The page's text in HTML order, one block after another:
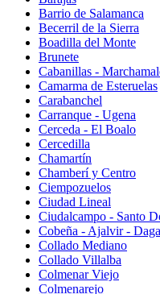
Barrio de Salamanca
Becerril de la Sierra
Boadilla del Monte
Brunete
Cabanillas -
Camarma de Esteruelas
Carabanchel
Carranque - Ugena
Cerceda - El Boalo
Cercedilla
Chamartín
Chamberí y Centro
Ciempozuelos
Ciudad Lineal
Ciudalcampo - Santo
Cobeña - Ajalvir -
Collado Mediano
Collado Villalba
Colmenar Viejo
Colmenarejo